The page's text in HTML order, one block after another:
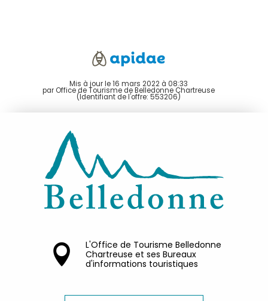
Mis à jour le 16 mars 2022 à 08:33
par Office de Tourisme de Belledonne Chartreuse
(Identifiant de l'offre: 553206)
L'Office de Tourisme Belledonne
Chartreuse et ses Bureaux
d'informations touristiques